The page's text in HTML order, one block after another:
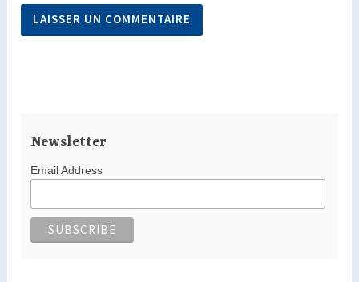
Newsletter
Email Address